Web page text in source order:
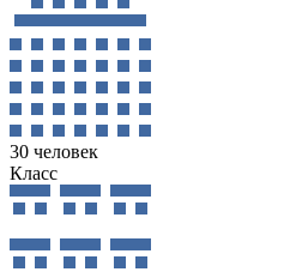
30 человек
Класс